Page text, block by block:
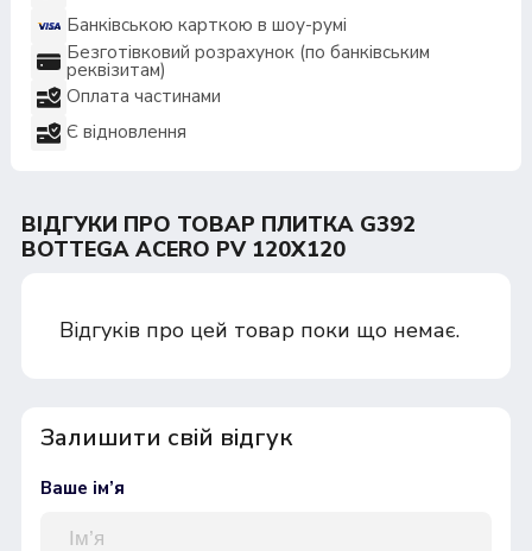
Банківською карткою в шоу-румі
Безготівковий розрахунок (по банківським
реквізитам)
Оплата частинами
Є відновлення
ВІДГУКИ ПРО ТОВАР ПЛИТКА G392
BOTTEGA ACERO PV 120X120
Відгуків про цей товар поки що немає.
Залишити свій відгук
Ваше ім’я